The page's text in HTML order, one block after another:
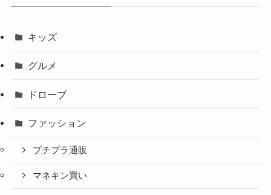
キッズ
グルメ
ドローブ
ファッション
プチプラ通販
マネキン買い